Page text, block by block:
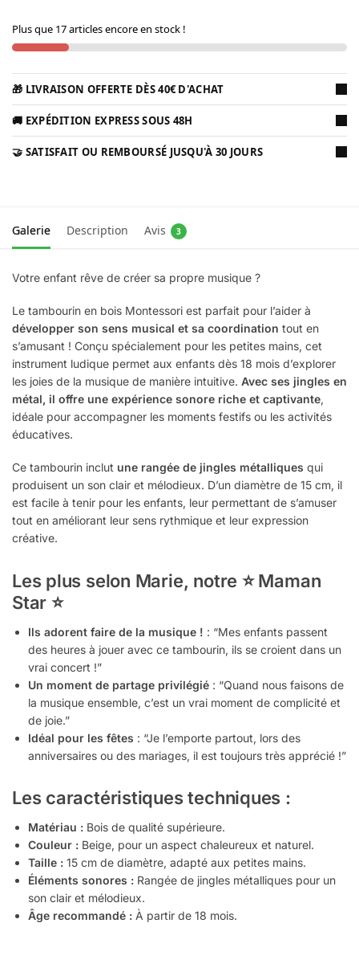
Plus que 17 articles encore en stock !
🎁 LIVRAISON OFFERTE DÈS 40€ D'ACHAT
🚚 EXPÉDITION EXPRESS SOUS 48H
🤝 SATISFAIT OU REMBOURSÉ JUSQU'À 30 JOURS
Galerie Description Avis 3
Votre enfant rêve de créer sa propre musique ?
Le tambourin en bois Montessori est parfait pour l’aider à
développer son sens musical et sa coordination tout en
s’amusant ! Conçu spécialement pour les petites mains, cet
instrument ludique permet aux enfants dès 18 mois d’explorer
les joies de la musique de manière intuitive. Avec ses jingles en
métal, il offre une expérience sonore riche et captivante,
idéale pour accompagner les moments festifs ou les activités
éducatives.
Ce tambourin inclut une rangée de jingles métalliques qui
produisent un son clair et mélodieux. D’un diamètre de 15 cm, il
est facile à tenir pour les enfants, leur permettant de s’amuser
tout en améliorant leur sens rythmique et leur expression
créative.
Les plus selon Marie, notre ⭐ Maman
Star ⭐
Ils adorent faire de la musique ! : “Mes enfants passent
des heures à jouer avec ce tambourin, ils se croient dans un
vrai concert !”
Un moment de partage privilégié : “Quand nous faisons de
la musique ensemble, c’est un vrai moment de complicité et
de joie.”
Idéal pour les fêtes : “Je l’emporte partout, lors des
anniversaires ou des mariages, il est toujours très apprécié !”
Les caractéristiques techniques :
Matériau : Bois de qualité supérieure.
Couleur : Beige, pour un aspect chaleureux et naturel.
Taille : 15 cm de diamètre, adapté aux petites mains.
Éléments sonores : Rangée de jingles métalliques pour un
son clair et mélodieux.
Âge recommandé : À partir de 18 mois.